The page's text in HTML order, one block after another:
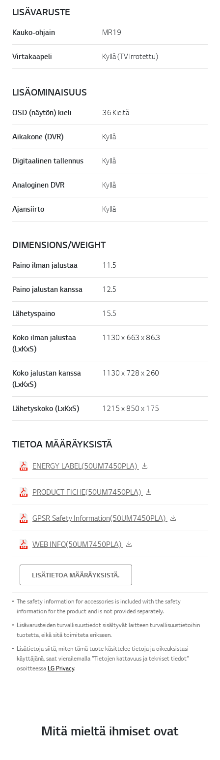
LISÄVARUSTE
Kauko-ohjain MR19
Virtakaapeli Kyllä (TV Irrotettu)
LISÄOMINAISUUS
OSD (näytön) kieli 36 Kieltä
Aikakone (DVR) Kyllä
Digitaalinen tallennus Kyllä
Analoginen DVR Kyllä
Ajansiirto Kyllä
DIMENSIONS/WEIGHT
Paino ilman jalustaa 11.5
Paino jalustan kanssa 12.5
Lähetyspaino 15.5
Koko ilman jalustaa
(LxKxS)
1130 x 663 x 86.3
Koko jalustan kanssa
(LxKxS)
1130 x 728 x 260
Lähetyskoko (LxKxS) 1215 x 850 x 175
TIETOA MÄÄRÄYKSISTÄ
ENERGY LABEL(50UM7450PLA)
PRODUCT FICHE(50UM7450PLA)
GPSR Safety Information(50UM7450PLA)
WEB INFO(50UM7450PLA)
LISÄTIETOA MÄÄRÄYKSISTÄ.
The safety information for accessories is included with the safety
information for the product and is not provided separately.
Lisävarusteiden turvallisuustiedot sisältyvät laitteen turvallisuustietoihin
tuotetta, eikä sitä toimiteta erikseen.
Lisätietoja siitä, miten tämä tuote käsittelee tietoja ja oikeuksistasi
käyttäjänä, saat vierailemalla ”Tietojen kattavuus ja tekniset tiedot”
osoitteessa LG Privacy.
Mitä mieltä ihmiset ovat